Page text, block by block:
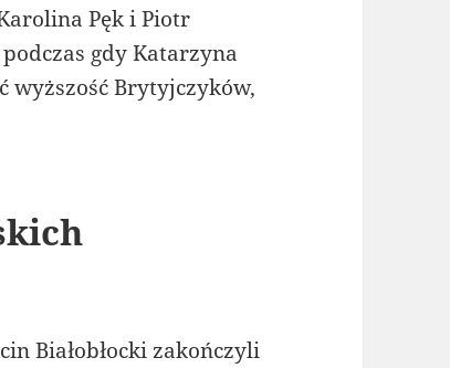
Pęk i Piotr
gdy Katarzyna
wyższość Brytyjczyków,
Białobłocki zakończyli